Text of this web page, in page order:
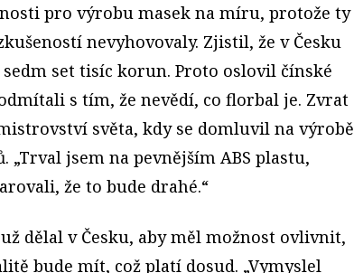
pro výrobu masek na míru, protože ty
nevyhovovaly. Zjistil, že v Česku
set tisíc korun. Proto oslovil čínské
s tím, že nevědí, co florbal je. Zvrat
světa, kdy se domluvil na výrobě
„Trval jsem na pevnějším ABS plastu,
že to bude drahé.“
dělal v Česku, aby měl možnost ovlivnit,
bude mít, což platí dosud. „Vymyslel